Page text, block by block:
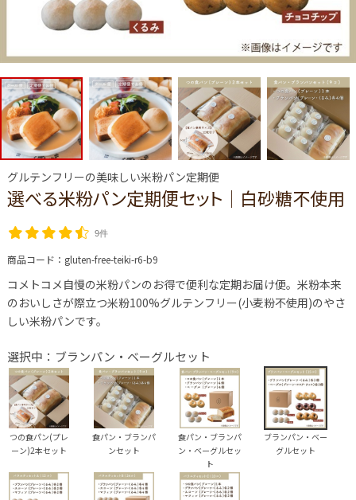
グルテンフリーの美味しい米粉パン定期便
選べる米粉パン定期便セット│白砂糖不使用
9件
商品コード： gluten-free-teiki-r6-b9
コメトコメ自慢の米粉パンのお得で便利な定期お届け便。米粉本来
のおいしさが際立つ米粉100%グルテンフリー(小麦粉不使用)のやさ
しい米粉パンです。
選択中：ブランパン・ベーグルセット
つの食パン(プレ
ーン)2本セット
食パン・ブランパ
ンセット
食パン・ブランパ
ン・ベーグルセッ
ト
ブランパン・ベー
グルセット